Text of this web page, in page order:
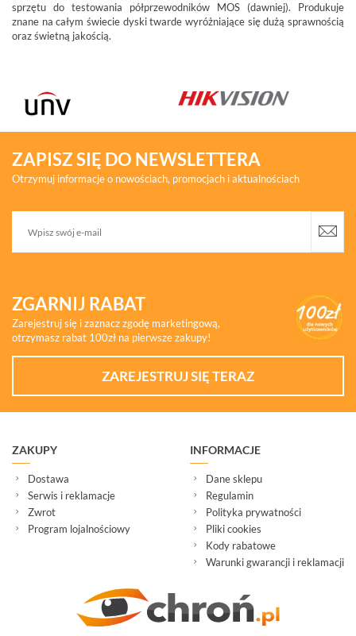
sprzętu do testowania półprzewodników MOS (dawniej). Produkuje
znane na całym świecie dyski twarde wyróżniające się dużą sprawnością
oraz świetną jakością.
ZAPISZ SIĘ DO NEWSLETTERA
Otrzymuj informacje o nowościach, promocjach i aktualnościach
ZGARNIJ RABAT
Zarejestruj się i zaznacz zgodę marketingową,
otrzymasz rabat 100zł na pierwsze zakupy!
ZAREJESTRUJ SIĘ TERAZ
ZAKUPY
Dostawa
Serwis i reklamacje
Zwrot
Program lojalnościowy
INFORMACJE
Dane sklepu
Regulamin
Polityka prywatności
Pliki cookies
Kody rabatowe
Warunki gwarancji i reklamacji